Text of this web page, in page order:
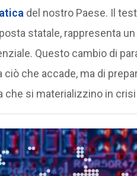
del nostro Paese. Il
statale, rappresenta
Questo cambio di
che accade, ma di
che si materializzino in